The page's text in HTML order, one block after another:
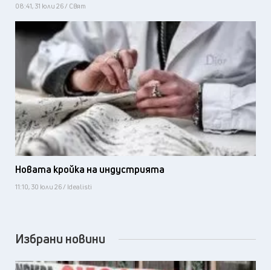
08:41, 31 юли 26 / Свят
Новата кройка на индустрията
11:10, 30 юли 26 / Idealisti
Избрани новини